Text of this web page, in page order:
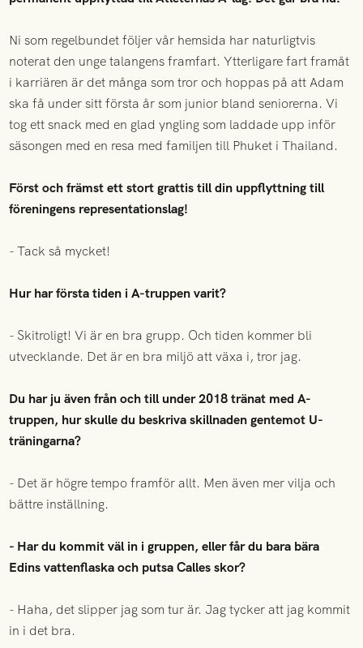
Ni som regelbundet följer vår hemsida har naturligtvis
noterat den unge talangens framfart. Ytterligare fart framåt
i karriären är det många som tror och hoppas på att Adam
ska få under sitt första år som junior bland seniorerna. Vi
tog ett snack med en glad yngling som laddade upp inför
säsongen med en resa med familjen till Phuket i Thailand.
Först och främst ett stort grattis till din uppflyttning till
föreningens representationslag!
- Tack så mycket!
Hur har första tiden i A-truppen varit?
- Skitroligt! Vi är en bra grupp. Och tiden kommer bli
utvecklande. Det är en bra miljö att växa i, tror jag.
Du har ju även från och till under 2018 tränat med A-
truppen, hur skulle du beskriva skillnaden gentemot U-
träningarna?
- Det är högre tempo framför allt. Men även mer vilja och
bättre inställning.
- Har du kommit väl in i gruppen, eller får du bara bära
Edins vattenflaska och putsa Calles skor?
- Haha, det slipper jag som tur är. Jag tycker att jag kommit
in i det bra.